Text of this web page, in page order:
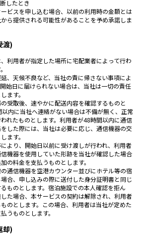
したとき
ビスを申し込む場合、以前の利用時の金額とは
ら提供される可能性があることを予め承諾しま
渡)
利用者が指定した場所に宅配業者によって行わ
、天候不良など、当社の責に帰さない事項によ
始日に届けられない場合は、当社は一切の責任
ます。
受取後、速やかに配送内容を確認するものと
以内に当社へ連絡がない場合は不備が無く、正常
れたものとします。利用者が48時間以内に通信
した際には、当社は必要に応じ、通信機器の交
ます。
より、開始日以前に受け渡しが行われ、利用者
機器を使用していた形跡を当社が確認した場合
の料金を支払うものとします。
通信機器を空港カウンター並びにホテル等の宿
合、申し込みの際に送付した身分証明書と同じ
ものとします。宿泊施設での本人確認を拒ん
た場合、本サービスの契約は解除され、利用者
のとします。この場合、利用者は当社が定めた
うものとします。
却)